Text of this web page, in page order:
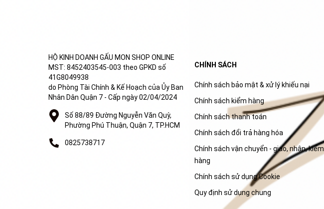
HỘ KINH DOANH GẤU MON SHOP ONLINE
MST: 8452403545-003 theo GPKD số
41G8049938
do Phòng Tài Chính & Kế Hoạch của Ủy Ban
Nhân Dân Quận 7 - Cấp ngày 02/04/2024
Số 88/89 Đường Nguyễn Văn Quỳ,
Phường Phú Thuận, Quận 7, TP.HCM
0825738717
CHÍNH SÁCH
Chính sách bảo mật & xử lý khiếu nại
Chính sách kiểm hàng
Chính sách thanh toán
Chính sách đổi trả hàng hóa
Chính sách vận chuyển - giao, nhận, kiểm
hàng
Chính sách sử dụng Cookie
Quy định sử dụng chung